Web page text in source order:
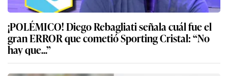
¡POLÉMICO! Diego Rebagliati señala cuál fue el
gran ERROR que cometió Sporting Cristal: “No
hay que...”